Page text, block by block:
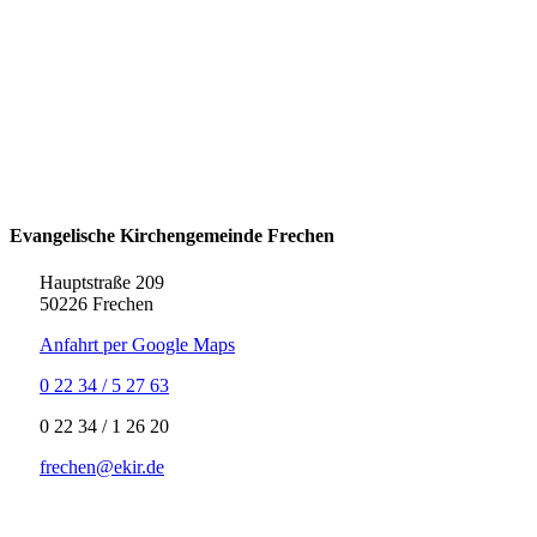
Evangelische Kirchengemeinde Frechen
Hauptstraße 209
50226 Frechen
Anfahrt per Google Maps
0 22 34 / 5 27 63
‍0 22 34 / ‍1 26 20
frechen@ekir.de